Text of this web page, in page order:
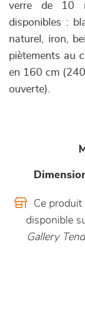
verre de 10
disponibles :
naturel, iron,
piètements au
en 160 cm
ouverte).
Ce produit
disponible
Gallery